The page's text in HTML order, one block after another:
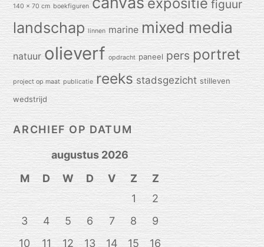
140 x 70 cm boekfiguren expositie figuur
landschap linnen marine mixed media
natuur olieverf opdracht paneel pers portret
project op maat publicatie reeks stadsgezicht stilleven
wedstrijd
ARCHIEF OP DATUM
augustus 2026
M
D W D V Z
Z
1
2
3
4 5 6 7 8
9
10
11 12 13 14 15 16